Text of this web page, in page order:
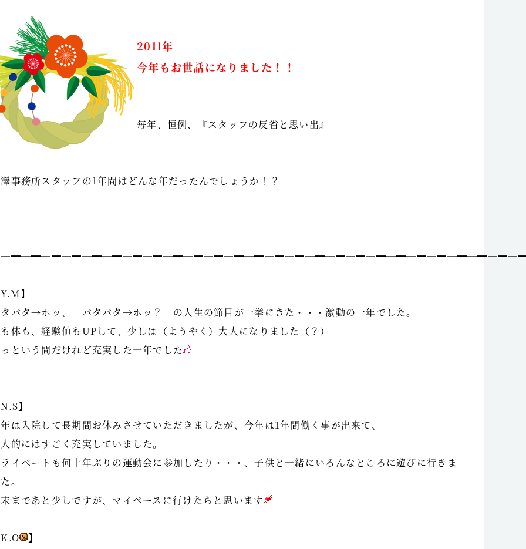
2011年
今年もお世話になりました！！
毎年、恒例、『スタッフの反省と思い出』
事務所スタッフの1年間はどんな年だったんでしょうか！？
】
バタ→ホッ、 バタバタ→ホッ？ の人生の節目が一挙にきた・・・激動の一年でした。
体も、経験値もUPして、少しは（ようやく）大人になりました（？）
という間だけれど充実した一年でした
】
は入院して長期間お休みさせていただきましたが、今年は1年間働く事が出来て、
的にはすごく充実していました。
イベートも何十年ぶりの運動会に参加したり・・・、子供と一緒にいろんなところに遊びに行きま
。
まであと少しですが、マイペースに行けたらと思います
】